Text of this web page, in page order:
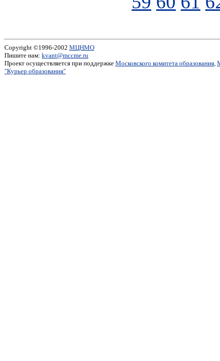
Copyright ©1996-2002 МЦНМО
Пишите нам: kvant@mccme.ru
Проект осуществляется при поддержке Московского комитета образования,
"Курьер образования"